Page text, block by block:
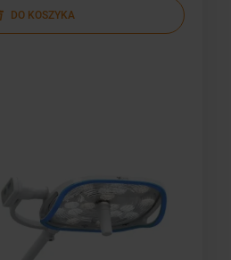
DO KOSZYKA